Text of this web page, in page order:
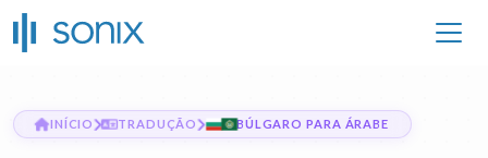
INÍCIO TRADUÇÃO BÚLGARO PARA ÁRABE